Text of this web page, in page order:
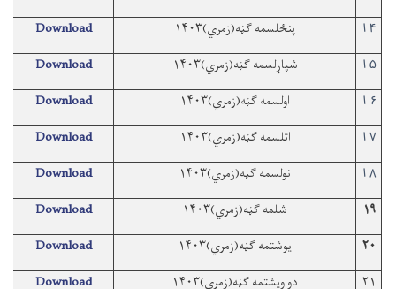
۱۴ پنځلسمه ګڼه(زمري)۱۴۰۳ Download
۱۵ شپاړلسمه ګڼه(زمري)۱۴۰۳ Download
۱۶ اولسمه ګڼه(زمري)۱۴۰۳ Download
۱۷ اتلسمه ګڼه(زمري)۱۴۰۳ Download
۱۸ نولسمه ګڼه(زمري)۱۴۰۳
Download
۱۹
شلمه ګڼه(زمري)۱۴۰۳
Download
۲۰
یوشتمه ګڼه(زمري)۱۴۰۳
Download
۲۱
دو ویشتمه ګڼه(زمري)۱۴۰۳
Download